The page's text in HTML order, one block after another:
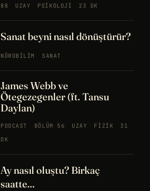
88
UZAY PSIKOLOJI 23 DK
Sanat beyni nasıl dönüştürür?
NÖROBILIM SANAT
James Webb ve
Ötegezegenler (ft. Tansu
Daylan)
PODCAST BÖLÜM 56 UZAY FIZIK
31
DK
Ay nasıl oluştu? Birkaç
saatte...